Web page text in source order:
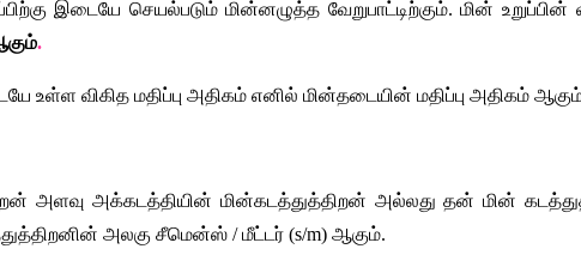
இடையே செயல்படும் மின்னழுத்த வேறுபாட்டிற்கும். மின்
.
உள்ள விகித மதிப்பு அதிகம் எனில் மின்தடையின் மதிப்பு அதிகம்
அளவு அக்கடத்தியின் மின்கடத்துத்திறன் அல்லது தன் மின்
அலகு சீமென்ஸ் / மீட்டர் (s/m) ஆகும்.